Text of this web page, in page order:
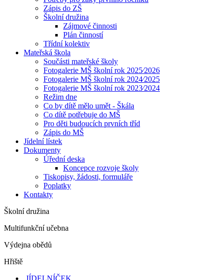
Zápis do ZŠ
Školní družina
Zájmové činnosti
Plán činností
Třídní kolektiv
Mateřská škola
Součásti mateřské školy
Fotogalerie MŠ školní rok 2025⁄2026
Fotogalerie MŠ školní rok 2024⁄2025
Fotogalerie MŠ školní rok 2023⁄2024
Režim dne
Co by dítě mělo umět - Škála
Co dítě potřebuje do MŠ
Pro děti budoucích prvních tříd
Zápis do MŠ
Jídelní lístek
Dokumenty
Úřední deska
Koncepce rozvoje školy
Tiskopisy, žádosti, formuláře
Poplatky
Kontakty
Školní družina
Multifunkční učebna
Výdejna obědů
Hřiště
JÍDELNÍČEK